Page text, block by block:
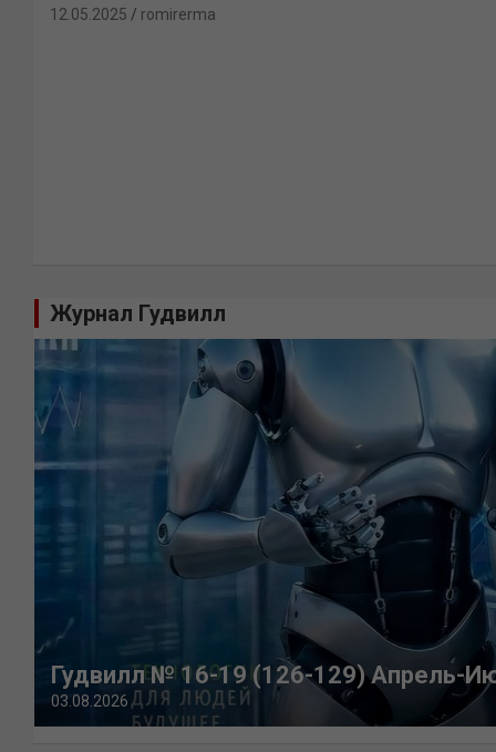
12.05.2025 romirerma
Журнал Гудвилл
Гудвилл № 16-19 (126-129) Апрель-
03.08.2026